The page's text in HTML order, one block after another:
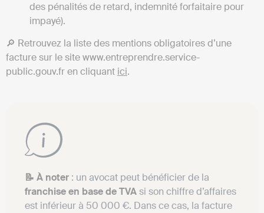
des pénalités de retard, indemnité forfaitaire pour
impayé).
🔎 Retrouvez la liste des mentions obligatoires d’une
facture sur le site www.entreprendre.service-
public.gouv.fr en cliquant ici.
📝 À noter : un avocat peut bénéficier de la
franchise en base de TVAsi son chiffre d’affaires
est inférieur à 50 000 €. Dans ce cas, la facture